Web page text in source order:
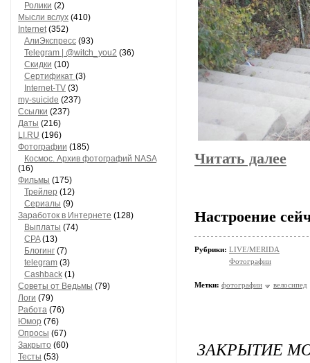
Ролики (2)
Мысли вслух (410)
Internet(352)
АлиЭкспресс (93)
Telegram | @witch_you2 (36)
Скидки (10)
Сертификат (3)
Internet-TV (3)
my-suicide (237)
Ссылки (237)
Даты (216)
LI.RU (196)
Фотографии (185)
Космос. Архив фотографий NASA
(16)
Фильмы (175)
Трейлер (12)
Сериалы (9)
Заработок в Интернете (128)
Выплаты (74)
CPA(13)
Блогинг (7)
telegram (3)
Cashback (1)
Советы от Ведьмы (79)
Логи (79)
Работа (76)
Юмор (76)
Опросы (67)
Закрыто (60)
Тесты (53)
Читать далее
Настроение
Рубрики: LIVE/MERIDA
Фотографии
Метки: фотографии велосипед
ЗАКРЫТИЕ